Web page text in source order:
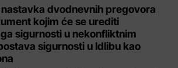
dvodnevnih pregovora
kojim će se urediti
sigurnosti u nekonfliktnim
sigurnosti u Idlibu kao